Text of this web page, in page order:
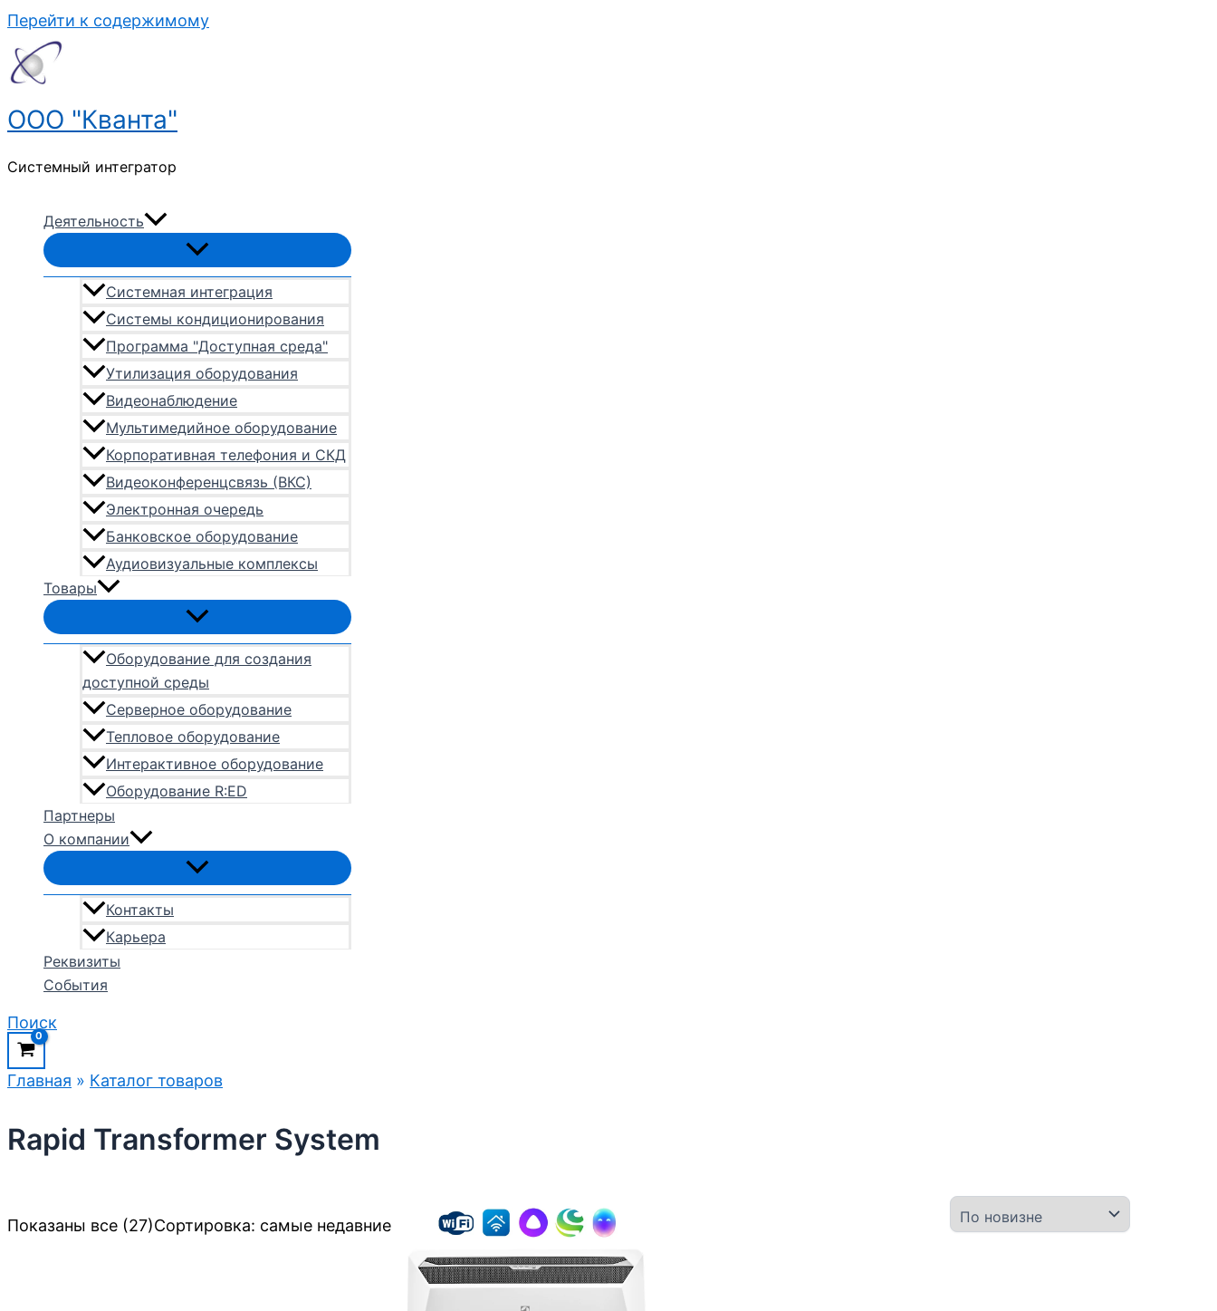
Перейти к содержимому
ООО "Кванта"
Системный интегратор
Деятельность
Системная интеграция
Системы кондиционирования
Программа "Доступная среда"
Утилизация оборудования
Видеонаблюдение
Мультимедийное оборудование
Корпоративная телефония и СКД
Видеоконференцсвязь (ВКС)
Электронная очередь
Банковское оборудование
Аудиовизуальные комплексы
Товары
Оборудование для создания
доступной среды
Серверное оборудование
Тепловое оборудование
Интерактивное оборудование
Оборудование R:ED
Партнеры
О компании
Контакты
Карьера
Реквизиты
События
Поиск
Главная » Каталог товаров
Rapid Transformer System
Показаны все (27)Сортировка: самые недавние